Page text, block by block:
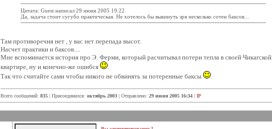
Цитата: Guest написал 29 июня 2005 19:22
Да, задача стоит сугубо практическая. Не хотелось бы выкинуть зря несколько сотен баксов...
Там противоречия нет , у вас нет перепада высот.
Насчет практики и баксов....
Мне вспоминается история про Э. Ферми, который расчитывал потери тепла в своей Чикагской
квартире, ну и конечно-же ошибся
.
Так что считайте сами чтобы никого не обвинять за потеренные баксы
.
Всего сообщений: 835 | Присоединился: октябрь 2003 | Отправлено: 29 июня 2005 16:34 | IP